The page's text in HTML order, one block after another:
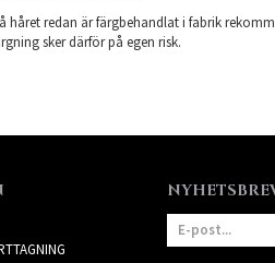
håret redan är färgbehandlat i fabrik
sker därför på egen risk.